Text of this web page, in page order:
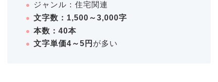
ジャンル：住宅関連
文字数：1,500～3,000字
本数：40本
文字単価4～5円 が多い